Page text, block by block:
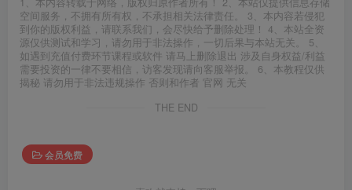
空间服务，不拥有所有权，不承担相关法律责任。 3、本内容若侵犯
到你的版权利益，请联系我们，会尽快给予删除处理！ 4、本站全资
源仅供测试和学习，请勿用于非法操作，一切后果与本站无关。 5、
如遇到充值付费环节课程或软件 请马上删除退出 涉及自身权益/利益
需要投资的一律不要相信，访客发现请向客服举报。 6、本教程仅供
揭秘 请勿用于非法违规操作 否则和作者 官网 无关
THE END
会员免费